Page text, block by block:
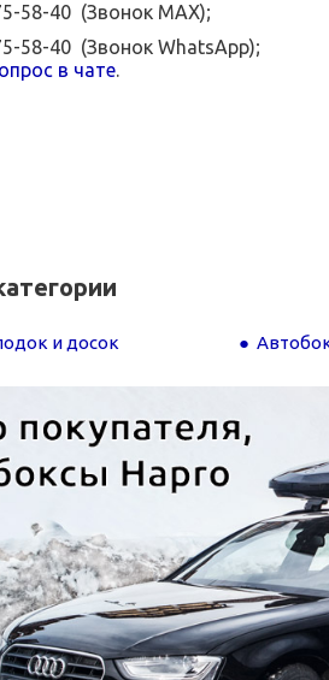
58-40 (Звонок MAX);
58-40 (Звонок WhatsApp);
в чате.
и досок